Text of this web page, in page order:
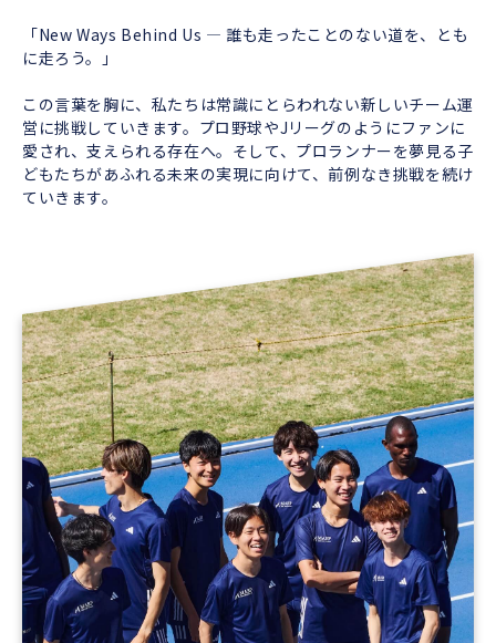
「New Ways Behind Us ― 誰も走ったことのない道を、とも
に走ろう。」
この言葉を胸に、私たちは常識にとらわれない新しいチーム運
営に挑戦していきます。プロ野球やJリーグのようにファンに
愛され、支えられる存在へ。そして、プロランナーを夢見る子
どもたちがあふれる未来の実現に向けて、前例なき挑戦を続け
ていきます。